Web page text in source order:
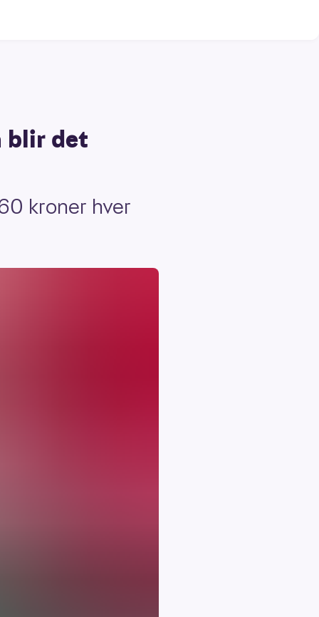
blir det
kroner hver